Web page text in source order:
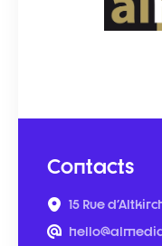
Contacts
15 Rue